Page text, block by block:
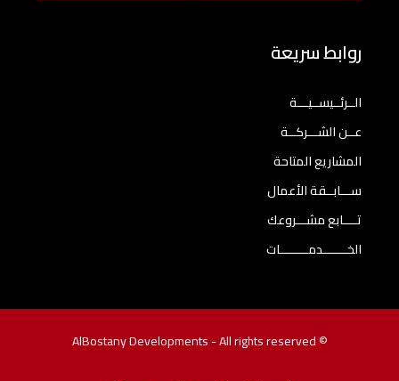
روابط سريعة
الــرئــيســيـــة
عــن الشـــركــة
المشاريع المتاحة
ســـابــقة الأعمال
تــــابع مشـــروعك
الخـــــــدمــــــــات
© AlBostany Developments - All rights reserved